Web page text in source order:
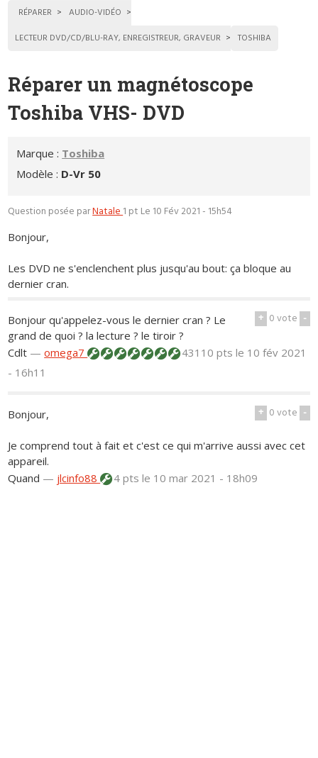
RÉPARER
AUDIO-VIDÉO
LECTEUR DVD/CD/BLU-RAY, ENREGISTREUR, GRAVEUR
TOSHIBA
Réparer un magnétoscope
Toshiba VHS- DVD
Marque : Toshiba
Modèle : D-Vr 50
Question posée parNatale1 pt Le 10 Fév 2021 - 15h54
Bonjour,
Les DVD ne s'enclenchent plus jusqu'au bout: ça bloque au
dernier cran.
+ 0vote -
Bonjour qu'appelez-vous le dernier cran ? Le
grand de quoi ? la lecture ? le tiroir ?
Cdlt —omega7 43110 ptsle 10 fév 2021
- 16h11
+ 0vote -
Bonjour,
Je comprend tout à fait et c'est ce qui m'arrive aussi avec cet
appareil.
Quand — jlcinfo88 4 ptsle 10 mar 2021 - 18h09